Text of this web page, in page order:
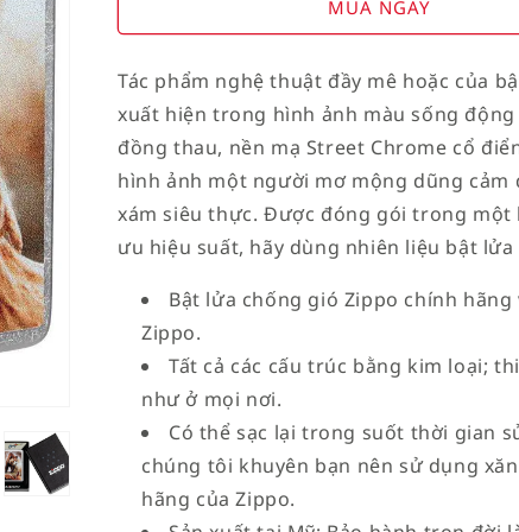
American
on
Flag
American
on
Flag
MUA NGAY
Tác phẩm nghệ thuật đầy mê hoặc của
xuất hiện trong hình ảnh màu sống
đồng thau, nền mạ Street Chrome cổ
hình ảnh một người mơ mộng dũng
xám siêu thực. Được đóng gói trong
ưu hiệu suất, hãy dùng nhiên liệu bật lửa
Bật lửa chống gió Zippo chính
Zippo.
Tất cả các cấu trúc bằng kim loại;
như ở mọi nơi.
Có thể sạc lại trong suốt thời gian
chúng tôi khuyên bạn nên sử dụng
hãng của Zippo.